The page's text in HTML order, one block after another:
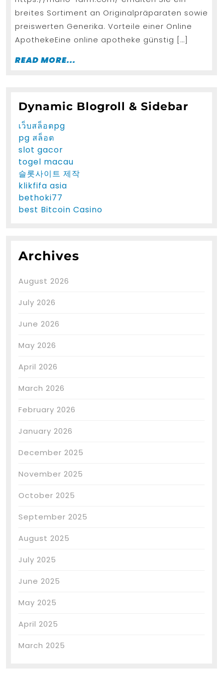
breites Sortiment an Originalpräparaten sowie
preiswerten Generika. Vorteile einer Online
ApothekeEine online apotheke günstig […]
READ MORE...
Dynamic Blogroll & Sidebar
เว็บสล็อตpg
pg สล็อต
slot gacor
togel macau
슬롯사이트 제작
klikfifa asia
bethoki77
best Bitcoin Casino
Archives
August 2026
July 2026
June 2026
May 2026
April 2026
March 2026
February 2026
January 2026
December 2025
November 2025
October 2025
September 2025
August 2025
July 2025
June 2025
May 2025
April 2025
March 2025